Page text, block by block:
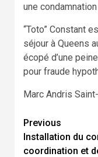
une
“Toto” Constant
séjour à Queens
écopé d’une
pour fraude
Marc Andris
Continue
Reading
Previous
Installation du
coordination et